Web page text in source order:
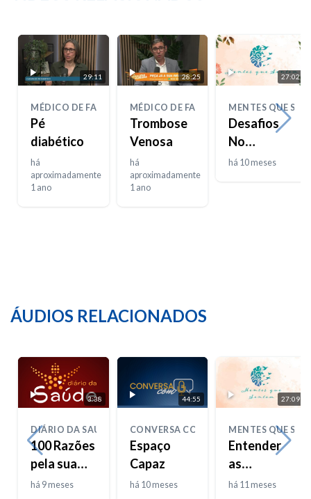
29:11
MÉDICO DE FAMÍLIA
Pé
diabético
há
aproximadamente
1 ano
28:25
MÉDICO DE FAMÍLIA
Trombose
Venosa
há
aproximadamente
1 ano
27:02
MENTES QUE
Desafios
No
há 10 meses
ÁUDIOS RELACIONADOS
3:38
DIÁRIO DA SAÚDE
100 Razões
pela sua
Saúde
há 9 meses
44:55
CONVERSA COM
Espaço
Capaz
há 10 meses
27:09
MENTES QUE
Entender
as
Emoções –
há 11 meses